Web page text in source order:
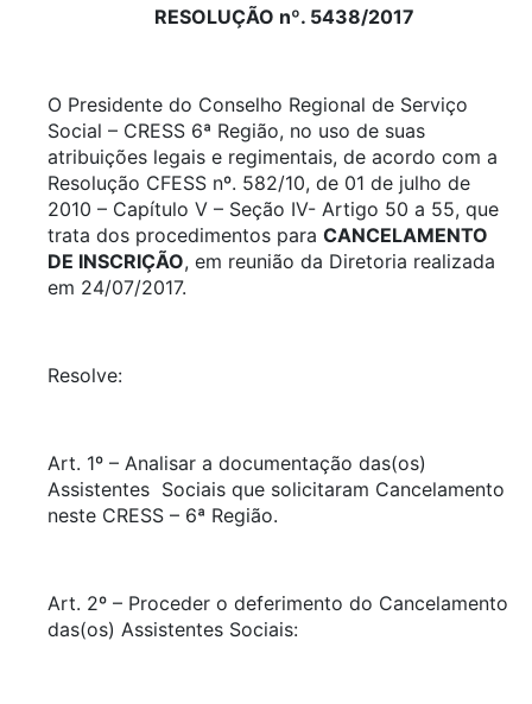
RESOLUÇÃO nº. 5438/2017
O Presidente do Conselho Regional de Serviço
Social – CRESS 6ª Região, no uso de suas
atribuições legais e regimentais, de acordo com a
Resolução CFESS nº. 582/10, de 01 de julho de
2010 – Capítulo V – Seção IV- Artigo 50 a 55, que
trata dos procedimentos para CANCELAMENTO
DE INSCRIÇÃO, em reunião da Diretoria realizada
em 24/07/2017.
Resolve:
Art. 1º – Analisar a documentação das(os)
Assistentes Sociais que solicitaram Cancelamento
neste CRESS – 6ª Região.
Art. 2º – Proceder o deferimento do Cancelamento
das(os) Assistentes Sociais: